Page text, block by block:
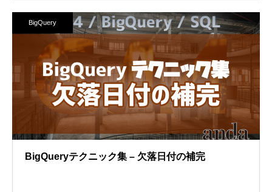
BigQuery
BigQueryテクニック集 – 欠落日付の補完